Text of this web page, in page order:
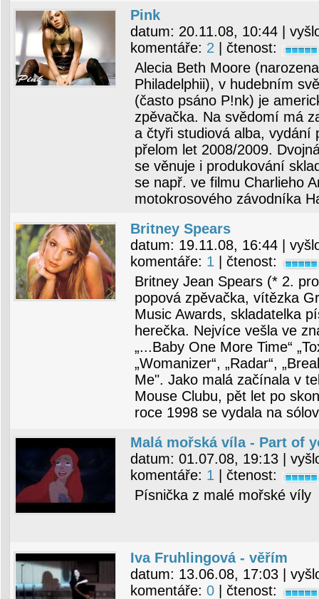
Pink
datum: 20.11.08, 10:44 |
komentáře: 2 | čtenost:
Alecia Beth Moore
Philadelphii), v hudebním
(často psáno P!nk) je
zpěvačka. Na svědomí má
a čtyři studiová alba, vydání
přelom let 2008/2009.
se věnuje i produkování
se např. ve filmu Charlieho
motokrosového závodníka
Britney Spears
datum: 19.11.08, 16:44 |
komentáře: 1 | čtenost:
Britney Jean Spears (* 2.
popová zpěvačka, vítězka
Music Awards, skladatelka
herečka. Nejvíce vešla ve
„...Baby One More Time“
„Womanizer“, „Radar“,
Me". Jako malá začínala v
Mouse Clubu, pět let po
roce 1998 se vydala na
Malá mořská víla - Part of
datum: 01.07.08, 19:13 |
komentáře: 1 | čtenost:
Písnička z malé mořské víly
Iva Fruhlingová - věřím
datum: 13.06.08, 17:03 |
komentáře: 0 | čtenost: